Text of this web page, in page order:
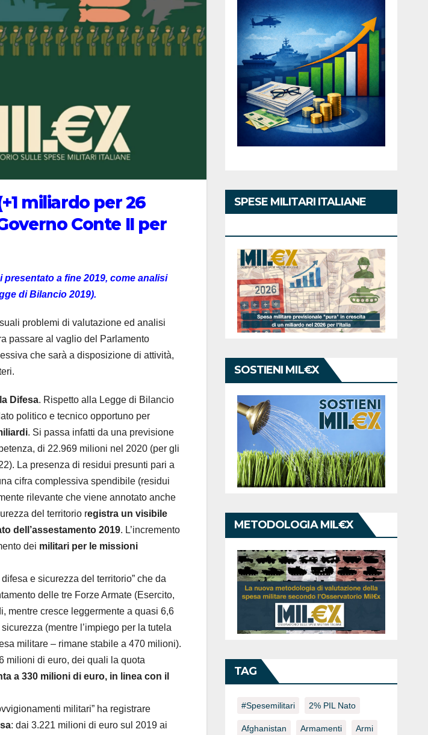
miliardo per 26
Conte II per
a fine 2019, come analisi
di Bilancio 2019).
problemi di valutazione ed analisi
passare al vaglio del Parlamento
che sarà a disposizione di attività,
Difesa. Rispetto alla Legge di Bilancio
politico e tecnico opportuno per
. Si passa infatti da una previsione
di 22.969 milioni nel 2020 (per gli
La presenza di residui presunti pari a
cifra complessiva spendibile (residui
rilevante che viene annotato anche
del territorio registra un visibile
dell’assestamento 2019. L’incremento
dei militari per le missioni
e sicurezza del territorio” che da
delle tre Forze Armate (Esercito,
mentre cresce leggermente a quasi 6,6
(mentre l’impiego per la tutela
militare – rimane stabile a 470 milioni).
milioni di euro, dei quali la quota
a 330 milioni di euro, in linea con il
militari” ha registrare
: dai 3.221 milioni di euro sul 2019 ai
SPESE MILITARI ITALIANE
SOSTIENI MIL€X
METODOLOGIA MIL€X
TAG
#spesemilitari 2% PIL Nato
Afghanistan Armamenti Armi